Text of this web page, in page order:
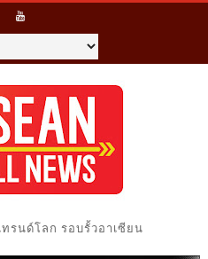
รนด์โลก รอบรั้วอาเซียน